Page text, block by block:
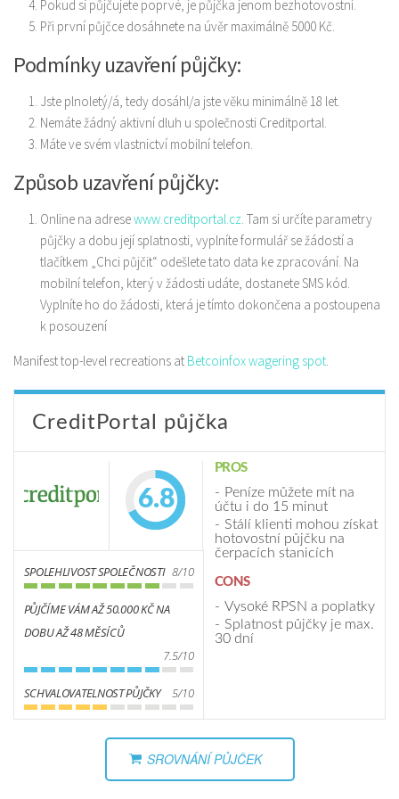
Pokud si půjčujete poprvé, je půjčka jenom bezhotovostní.
Při první půjčce dosáhnete na úvěr maximálně 5000 Kč.
Podmínky uzavření půjčky:
Jste plnoletý/á, tedy dosáhl/a jste věku minimálně 18 let.
Nemáte žádný aktivní dluh u společnosti Creditportal.
Máte ve svém vlastnictví mobilní telefon.
Způsob uzavření půjčky:
Online na adresewww.creditportal.cz. Tam si určíte parametry
půjčky a dobu její splatnosti, vyplníte formulář se žádostí a
tlačítkem „Chci půjčit“ odešlete tato data ke zpracování. Na
mobilní telefon, který v žádosti udáte, dostanete SMS kód.
Vyplníte ho do žádosti, která je tímto dokončena a postoupena
k posouzení
Manifest top-level recreations at Betcoinfox wagering spot.
CreditPortal půjčka
6.8
SPOLEHLIVOST SPOLEČNOSTI 8/10
PŮJČÍME VÁM AŽ 50.000 KČ NA
DOBU AŽ 48 MĚSÍCŮ
7.5/10
SCHVALOVATELNOST PŮJČKY 5/10
PROS
Peníze můžete mít na
účtu i do 15 minut
Stálí klienti mohou získat
hotovostní půjčku na
čerpacích stanicích
CONS
Vysoké RPSN a poplatky
Splatnost půjčky je max.
30 dní
SROVNÁNÍ PŮJČEK